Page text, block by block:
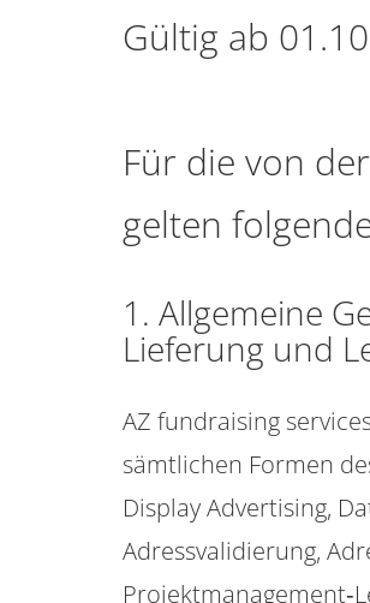
Gültig ab
Für die von
gelten
1. Allgemeine
Lieferung und
AZ fundraising
sämtlichen Formen
Display Advertising,
Adressvalidierung,